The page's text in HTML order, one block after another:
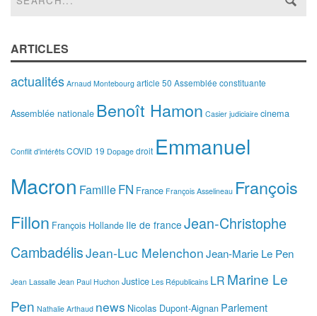
ARTICLES
actualités Arnaud Montebourg article 50 Assemblée constituante
Assemblée nationale Benoît Hamon Casier judiciaire cinema
Conflit d'intérêts COVID 19 Dopage droit Emmanuel
Macron FamilleFN France François Asselineau François
Fillon François Hollande Ile de france Jean-Christophe
CambadélisJean-Luc MelenchonJean-Marie Le Pen
Jean Lassalle Jean Paul Huchon Justice Les Républicains LR Marine Le
Pen Nathalie Arthaud news Nicolas Dupont-Aignan Parlement